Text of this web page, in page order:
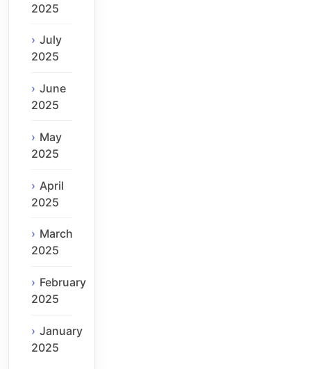
2025
July
2025
June
2025
May
2025
April
2025
March
2025
February
2025
January
2025